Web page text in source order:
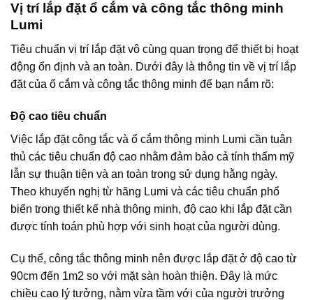
Vị trí lắp đặt ổ cắm và công tắc thông minh
Lumi
Tiêu chuẩn vị trí lắp đặt vô cùng quan trọng để thiết bị hoạt
động ổn định và an toàn. Dưới đây là thông tin về vị trí lắp
đặt của ổ cắm và công tắc thông minh để bạn nắm rõ:
Độ cao tiêu chuẩn
Việc lắp đặt công tắc và ổ cắm thông minh Lumi cần tuân
thủ các tiêu chuẩn độ cao nhằm đảm bảo cả tính thẩm mỹ
lẫn sự thuận tiện và an toàn trong sử dụng hằng ngày.
Theo khuyến nghị từ hãng Lumi và các tiêu chuẩn phổ
biến trong thiết kế nhà thông minh, độ cao khi lắp đặt cần
được tính toán phù hợp với sinh hoạt của người dùng.
Cụ thể, công tắc thông minh nên được lắp đặt ở độ cao từ
90cm đến 1m2 so với mặt sàn hoàn thiện. Đây là mức
chiều cao lý tưởng, nằm vừa tầm với của người trưởng